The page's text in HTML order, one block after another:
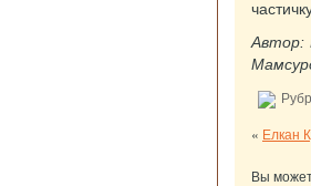
Автор:
« Елкан
Вы